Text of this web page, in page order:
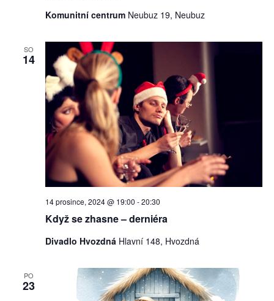
Komunitní centrum Neubuz 19, Neubuz
SO
14
Když se zhasne – derniéra
14 prosince, 2024 @ 19:00 -20:30
Divadlo Hvozdná Hlavní 148, Hvozdná
PO
23